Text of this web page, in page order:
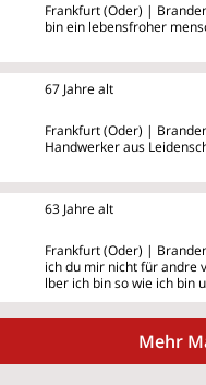
Frankfurt (Oder) |
bin ein lebensfroher
67 Jahre alt
Frankfurt (Oder) |
Handwerker aus
63 Jahre alt
Frankfurt (Oder) |
ich du mir nicht für andre
lber ich bin so wie ich bin
Mehr